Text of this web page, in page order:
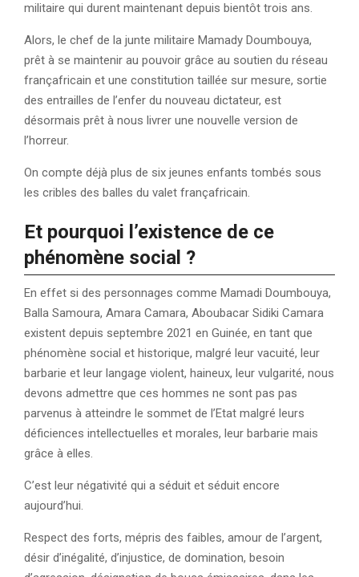
militaire qui durent maintenant depuis bientôt trois ans.
Alors, le chef de la junte militaire Mamady Doumbouya,
prêt à se maintenir au pouvoir grâce au soutien du réseau
françafricain et une constitution taillée sur mesure, sortie
des entrailles de l’enfer du nouveau dictateur, est
désormais prêt à nous livrer une nouvelle version de
l’horreur.
On compte déjà plus de six jeunes enfants tombés sous
les cribles des balles du valet françafricain.
Et pourquoi l’existence de ce
phénomène social ?
En effet si des personnages comme Mamadi Doumbouya,
Balla Samoura, Amara Camara, Aboubacar Sidiki Camara
existent depuis septembre 2021 en Guinée, en tant que
phénomène social et historique, malgré leur vacuité, leur
barbarie et leur langage violent, haineux, leur vulgarité, nous
devons admettre que ces hommes ne sont pas pas
parvenus à atteindre le sommet de l’Etat malgré leurs
déficiences intellectuelles et morales, leur barbarie mais
grâce à elles.
C’est leur négativité qui a séduit et séduit encore
aujourd’hui.
Respect des forts, mépris des faibles, amour de l’argent,
désir d’inégalité, d’injustice, de domination, besoin